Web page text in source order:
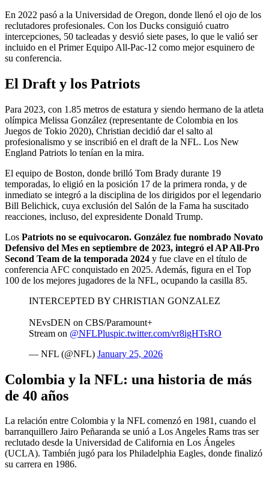
En 2022 pasó a la Universidad de Oregon, donde llenó el ojo de los
reclutadores profesionales. Con los Ducks consiguió cuatro
intercepciones, 50 tacleadas y desvió siete pases, lo que le valió ser
incluido en el Primer Equipo All-Pac-12 como mejor esquinero de
su conferencia.
El Draft y los Patriots
Para 2023, con 1.85 metros de estatura y siendo hermano de la atleta
olímpica Melissa González (representante de Colombia en los
Juegos de Tokio 2020), Christian decidió dar el salto al
profesionalismo y se inscribió en el draft de la NFL. Los New
England Patriots lo tenían en la mira.
El equipo de Boston, donde brilló Tom Brady durante 19
temporadas, lo eligió en la posición 17 de la primera ronda, y de
inmediato se integró a la disciplina de los dirigidos por el legendario
Bill Belichick, cuya exclusión del Salón de la Fama ha suscitado
reacciones, incluso, del expresidente Donald Trump.
Los Patriots no se equivocaron. González fue nombrado Novato
Defensivo del Mes en septiembre de 2023, integró el AP All-Pro
Second Team de la temporada 2024 y fue clave en el título de
conferencia AFC conquistado en 2025. Además, figura en el Top
100 de los mejores jugadores de la NFL, ocupando la casilla 85.
INTERCEPTED BY CHRISTIAN GONZALEZ
NEvsDEN on CBS/Paramount+
Stream on @NFLPluspic.twitter.com/vr8igHTsRO
— NFL (@NFL) January 25, 2026
Colombia y la NFL: una historia de más
de 40 años
La relación entre Colombia y la NFL comenzó en 1981, cuando el
barranquillero Jairo Peñaranda se unió a Los Angeles Rams tras ser
reclutado desde la Universidad de California en Los Ángeles
(UCLA). También jugó para los Philadelphia Eagles, donde finalizó
su carrera en 1986.